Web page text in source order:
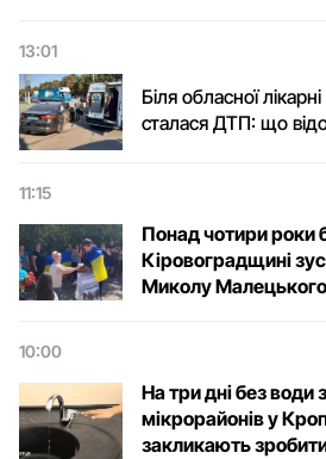
13:01
Біля обласної
сталася ДТП: що
11:15
Понад чотири роки
Кіровоградщині
Микoлу Малецькoгo
10:00
На три дні без води
мікрорайонів у
закликають